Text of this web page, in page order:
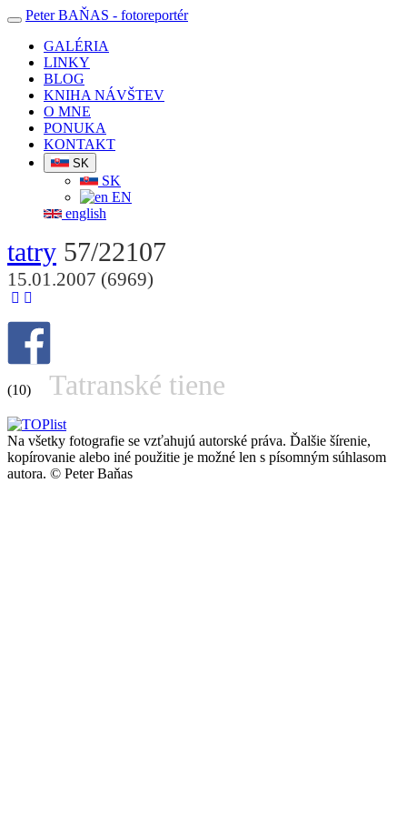
Peter BAŇAS - fotoreportér
GALÉRIA
LINKY
BLOG
KNIHA NÁVŠTEV
O MNE
PONUKA
KONTAKT
SK
SK
EN
english
tatry 57/22107
15.01.2007 (6969)
(10) Tatranské tiene
Na všetky fotografie se vzťahujú autorské práva. Ďalšie šírenie,
kopírovanie alebo iné použitie je možné len s písomným súhlasom
autora. © Peter Baňas